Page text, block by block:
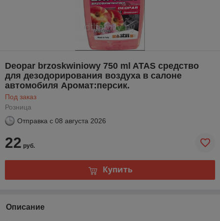
Deopar brzoskwiniowy 750 ml ATAS средство
для дезодорирования воздуха в салоне
автомобиля Аромат:персик.
Под заказ
Розница
Отправка с 08 августа 2026
22 руб.
Купить
Описание